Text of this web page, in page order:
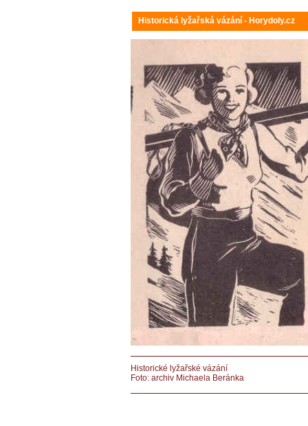
Historická lyžařská vázání - Horydoly.cz
Historické lyžařské vázání
Foto: archiv Michaela Beránka